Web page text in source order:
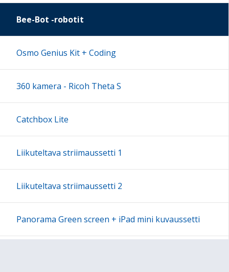
16:00
17:00
18:00
22:00
23:00
Bee-Bot -robotit
Osmo Genius Kit + Coding
360 kamera - Ricoh Theta S
Catchbox Lite
Liikuteltava striimaussetti 1
Liikuteltava striimaussetti 2
Panorama Green screen + iPad mini kuvaussetti